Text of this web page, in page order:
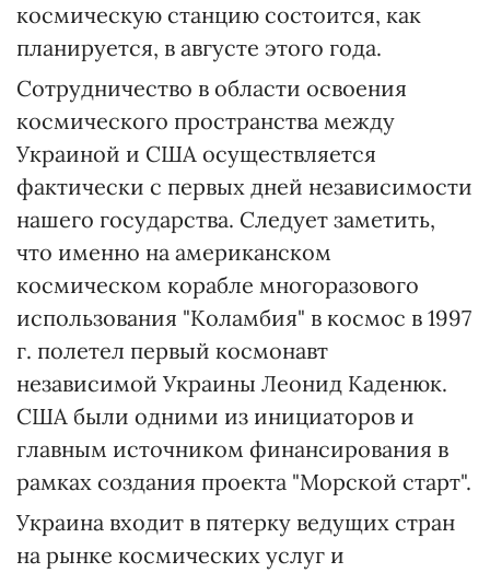
космическую станцию состоится, как
планируется, в августе этого года.
Сотрудничество в области освоения
космического пространства между
Украиной и США осуществляется
фактически с первых дней независимости
нашего государства. Следует заметить,
что именно на американском
космическом корабле многоразового
использования "Коламбия" в космос в 1997
г. полетел первый космонавт
независимой Украины Леонид Каденюк.
США были одними из инициаторов и
главным источником финансирования в
рамках создания проекта "Морской старт".
Украина входит в пятерку ведущих стран
на рынке космических услуг и